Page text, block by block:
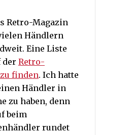
Retro-Magazin
Händlern
Eine Liste
der Retro-
finden. Ich hatte
Händler in
zu haben, denn
beim
rundet